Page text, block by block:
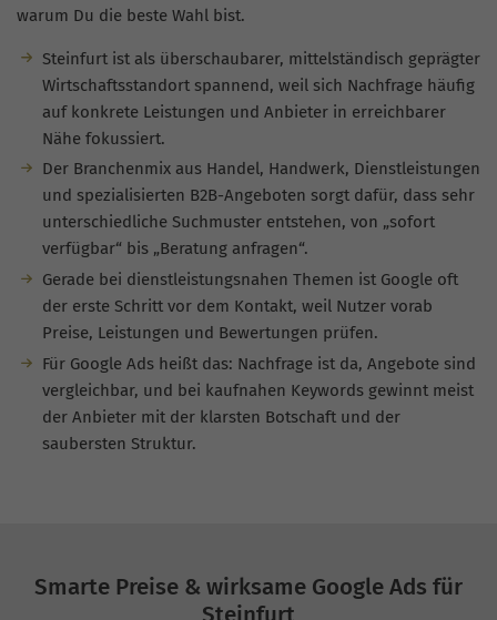
warum Du die beste Wahl bist.
Steinfurt ist als überschaubarer, mittelständisch geprägter
Wirtschaftsstandort spannend, weil sich Nachfrage häufig
auf konkrete Leistungen und Anbieter in erreichbarer
Nähe fokussiert.
Der Branchenmix aus Handel, Handwerk, Dienstleistungen
und spezialisierten B2B-Angeboten sorgt dafür, dass sehr
unterschiedliche Suchmuster entstehen, von „sofort
verfügbar“ bis „Beratung anfragen“.
Gerade bei dienstleistungsnahen Themen ist Google oft
der erste Schritt vor dem Kontakt, weil Nutzer vorab
Preise, Leistungen und Bewertungen prüfen.
Für Google Ads heißt das: Nachfrage ist da, Angebote sind
vergleichbar, und bei kaufnahen Keywords gewinnt meist
der Anbieter mit der klarsten Botschaft und der
saubersten Struktur.
Smarte Preise & wirksame Google Ads für
Steinfurt